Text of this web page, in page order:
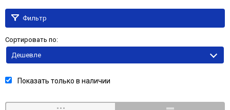
Фильтр
Сортировать по:
Дешевле
Показать только в наличии